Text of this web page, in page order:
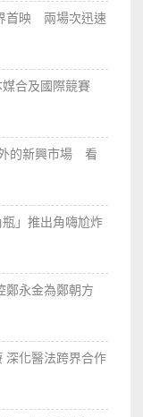
首映 兩場次迅速
媒合及國際競賽
的新興市場 看
」推出角嗨尬炸
永金為鄭朝方
深化醫法跨界合作